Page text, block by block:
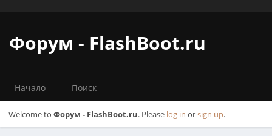
Форум - FlashBoot.ru
Начало Поиск
Welcome to Форум - FlashBoot.ru. Please log in orsign up.